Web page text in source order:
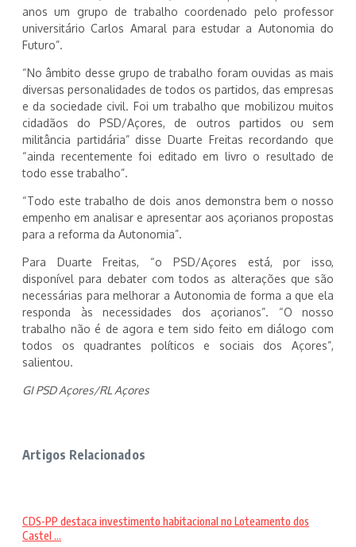
anos um grupo de trabalho coordenado pelo professor
universitário Carlos Amaral para estudar a Autonomia do
Futuro”.
“No âmbito desse grupo de trabalho foram ouvidas as mais
diversas personalidades de todos os partidos, das empresas
e da sociedade civil. Foi um trabalho que mobilizou muitos
cidadãos do PSD/Açores, de outros partidos ou sem
militância partidária” disse Duarte Freitas recordando que
“ainda recentemente foi editado em livro o resultado de
todo esse trabalho”.
“Todo este trabalho de dois anos demonstra bem o nosso
empenho em analisar e apresentar aos açorianos propostas
para a reforma da Autonomia”.
Para Duarte Freitas, “o PSD/Açores está, por isso,
disponível para debater com todos as alterações que são
necessárias para melhorar a Autonomia de forma a que ela
responda às necessidades dos açorianos”. “O nosso
trabalho não é de agora e tem sido feito em diálogo com
todos os quadrantes políticos e sociais dos Açores”,
salientou.
GI PSD Açores/RL Açores
Artigos Relacionados
CDS-PP destaca investimento habitacional no Loteamento dos
Castel ...